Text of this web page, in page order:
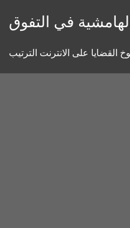
في التفوق
القضايا على الانترنت الترتيب